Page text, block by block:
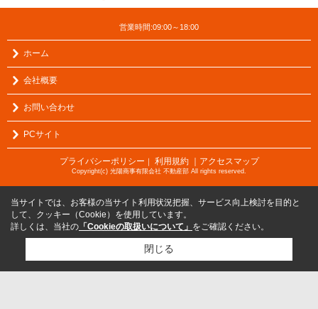
営業時間:09:00～18:00
ホーム
会社概要
お問い合わせ
PCサイト
プライバシーポリシー ｜ 利用規約 ｜アクセスマップ
Copyright(c) 光陽商事有限会社 不動産部 All rights reserved.
当サイトでは、お客様の当サイト利用状況把握、サービス向上検討を目的と
して、クッキー（Cookie）を使用しています。
詳しくは、当社の 「Cookieの取扱いについて」 をご確認ください。
閉じる